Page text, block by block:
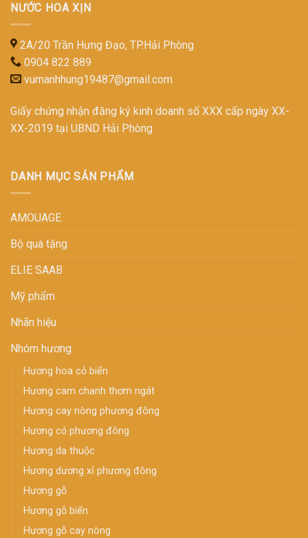
NƯỚC HOA XỊN
2A/20 Trần Hưng Đạo, TP.Hải Phòng
0904 822 889
vumanhhung19487@gmail.com
Giấy chứng nhận đăng ký kinh doanh số XXX cấp ngày XX-
XX-2019 tại UBND Hải Phòng
DANH MỤC SẢN PHẨM
AMOUAGE
Bộ quà tặng
ELIE SAAB
Mỹ phẩm
Nhãn hiệu
Nhóm hương
H­ương hoa cỏ biển
Hương cam chanh thơm ngát
Hương cay nòng phương đông
Hương cỏ phương đông
Hương da thuộc
Hương dương xỉ phương đông
Hương gỗ
Hương gỗ biển
Hương gỗ cay nòng